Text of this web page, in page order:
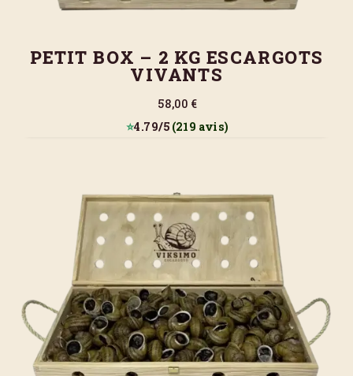
PETIT BOX – 2 KG ESCARGOTS
VIVANTS
58,00 €
⭐4.79/5(219 avis)